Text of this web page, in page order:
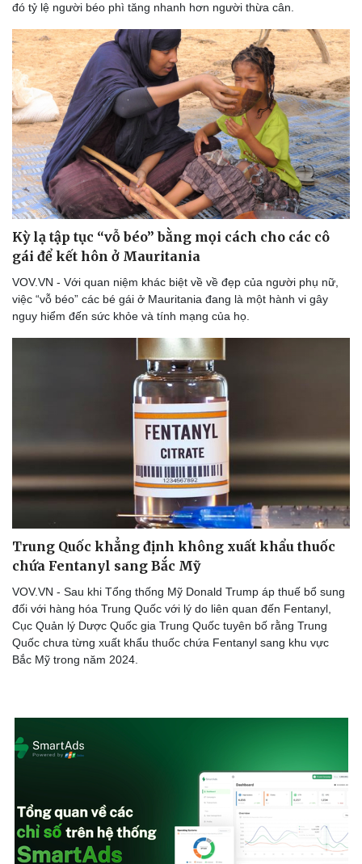
đó tỷ lệ người béo phì tăng nhanh hơn người thừa cân.
Kỳ lạ tập tục “vỗ béo” bằng mọi cách cho các cô
gái để kết hôn ở Mauritania
VOV.VN - Với quan niệm khác biệt về về đẹp của người phụ nữ,
việc “vỗ béo” các bé gái ở Mauritania đang là một hành vi gây
nguy hiểm đến sức khỏe và tính mạng của họ.
Trung Quốc khẳng định không xuất khẩu thuốc
chứa Fentanyl sang Bắc Mỹ
VOV.VN - Sau khi Tổng thống Mỹ Donald Trump áp thuế bổ sung
đối với hàng hóa Trung Quốc với lý do liên quan đến Fentanyl,
Cục Quản lý Dược Quốc gia Trung Quốc tuyên bố rằng Trung
Quốc chưa từng xuất khẩu thuốc chứa Fentanyl sang khu vực
Bắc Mỹ trong năm 2024.